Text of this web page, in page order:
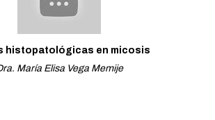
histopatológicas en micosis
María Elisa Vega Memije